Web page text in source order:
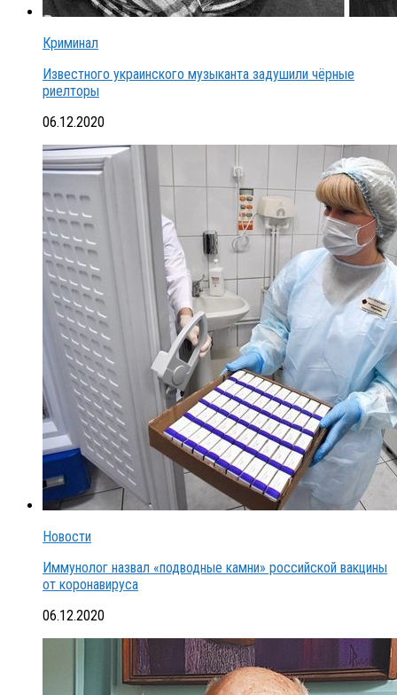
Криминал
Известного украинского музыканта задушили чёрные
риелторы
06.12.2020
Новости
Иммунолог назвал «подводные камни» российской вакцины
от коронавируса
06.12.2020